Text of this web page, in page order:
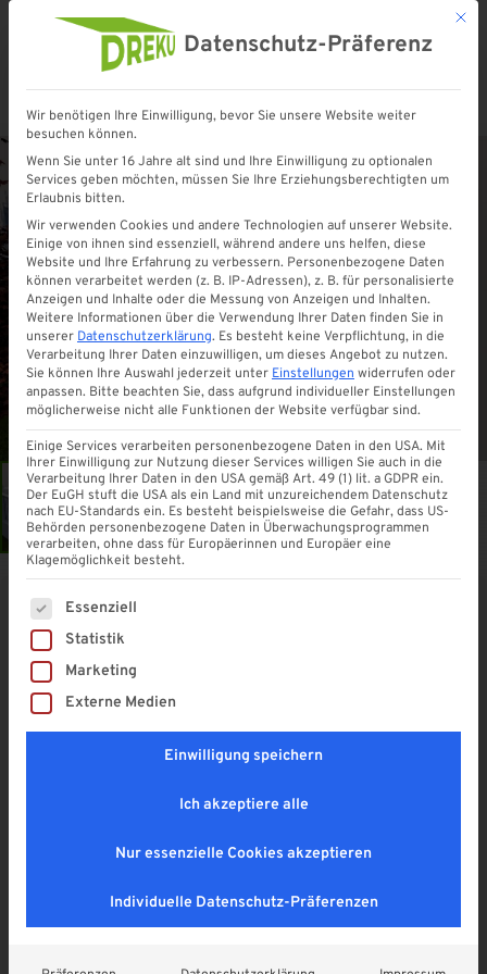
Startseite»Shop»Pultvordach Braunschweig 200
Pultvordach Braunschweig 200
4,9
558,00€
In den Warenkorb
Mit
Datenschutz-Präferenz
Wir benötigen Ihre Einwilligung, bevor Sie unsere Website weiter
besuchen können.
Wenn Sie unter 16 Jahre alt sind und Ihre Einwilligung zu optionalen
Services geben möchten, müssen Sie Ihre Erziehungsberechtigten um
Erlaubnis bitten.
Wir verwenden Cookies und andere Technologien auf unserer Website.
Einige von ihnen sind essenziell, während andere uns helfen, diese
Website und Ihre Erfahrung zu verbessern. Personenbezogene Daten
können verarbeitet werden (z. B. IP-Adressen), z. B. für personalisierte
Anzeigen und Inhalte oder die Messung von Anzeigen und Inhalten.
Weitere Informationen über die Verwendung Ihrer Daten finden Sie in
unserer Datenschutzerklärung. Es besteht keine Verpflichtung, in die
Verarbeitung Ihrer Daten einzuwilligen, um dieses Angebot zu nutzen.
Sie können Ihre Auswahl jederzeit unter Einstellungen widerrufen oder
anpassen. Bitte beachten Sie, dass aufgrund individueller Einstellungen
möglicherweise nicht alle Funktionen der Website verfügbar sind.
Einige Services verarbeiten personenbezogene Daten in den USA. Mit
Ihrer Einwilligung zur Nutzung dieser Services willigen Sie auch in die
Verarbeitung Ihrer Daten in den USA gemäß Art. 49 (1) lit. a GDPR ein.
Der EuGH stuft die USA als ein Land mit unzureichendem Datenschutz
nach EU-Standards ein. Es besteht beispielsweise die Gefahr, dass US-
Behörden personenbezogene Daten in Überwachungsprogrammen
verarbeiten, ohne dass für Europäerinnen und Europäer eine
Klagemöglichkeit besteht.
Es folgt eine Liste der Service-Gruppen, für die eine
Essenziell
Statistik
Marketing
Externe Medien
Einwilligung speichern
Ich akzeptiere alle
Nur essenzielle Cookies akzeptieren
Individuelle Datenschutz-Präferenzen